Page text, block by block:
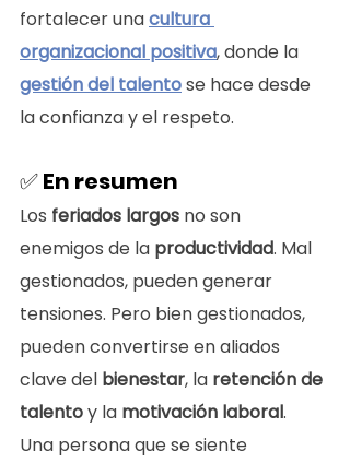
fortalecer una cultura
organizacional positiva, donde la
gestión del talento se hace desde
la confianza y el respeto.
✅ En resumen
Los feriados largos no son
enemigos de la productividad. Mal
gestionados, pueden generar
tensiones. Pero bien gestionados,
pueden convertirse en aliados
clave del bienestar, la retención de
talento y la motivación laboral.
Una persona que se siente